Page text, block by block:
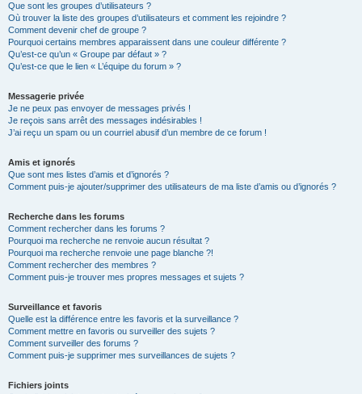
Que sont les groupes d’utilisateurs ?
Où trouver la liste des groupes d’utilisateurs et comment les rejoindre ?
Comment devenir chef de groupe ?
Pourquoi certains membres apparaissent dans une couleur différente ?
Qu’est-ce qu’un « Groupe par défaut » ?
Qu’est-ce que le lien « L’équipe du forum » ?
Messagerie privée
Je ne peux pas envoyer de messages privés !
Je reçois sans arrêt des messages indésirables !
J’ai reçu un spam ou un courriel abusif d’un membre de ce forum !
Amis et ignorés
Que sont mes listes d’amis et d’ignorés ?
Comment puis-je ajouter/supprimer des utilisateurs de ma liste d’amis ou d’ignorés ?
Recherche dans les forums
Comment rechercher dans les forums ?
Pourquoi ma recherche ne renvoie aucun résultat ?
Pourquoi ma recherche renvoie une page blanche ?!
Comment rechercher des membres ?
Comment puis-je trouver mes propres messages et sujets ?
Surveillance et favoris
Quelle est la différence entre les favoris et la surveillance ?
Comment mettre en favoris ou surveiller des sujets ?
Comment surveiller des forums ?
Comment puis-je supprimer mes surveillances de sujets ?
Fichiers joints